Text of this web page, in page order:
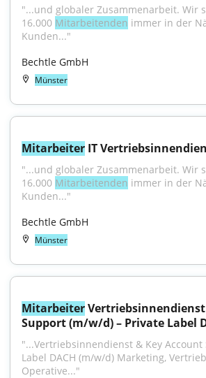
"...und globaler Zusammenarbeit. Wir
16.000 Mitarbeitenden immer in der
Kunden..."
Bechtle GmbH
Münster
Mitarbeiter IT
"...und globaler Zusammenarbeit. Wir
16.000 Mitarbeitenden immer in der
Kunden..."
Bechtle GmbH
Münster
Mitarbeiter
Support (m/w/d) – Private Label
"...Vertriebsinnendienst & Key Account
Label DACH (m/w/d) Marketing,
Operative..."